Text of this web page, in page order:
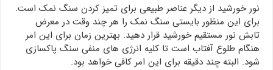
نور خورشید از دیگر عناصر طبیعی برای تمیز کردن سنگ نمک است.
برای این منظور بایستی سنگ نمک را هر چند وقت در معرض
تابش نور مستقیم خورشید قرار دهید. بهترین زمان برای این امر
هنگام طلوع آفتاب است تا کلیه انرژی های منفی سنگ پاکسازی
شود. البته چند دقیقه برای این امر کافی خواهد بود.